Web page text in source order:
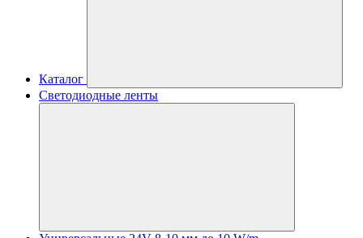
Каталог
Светодиодные ленты